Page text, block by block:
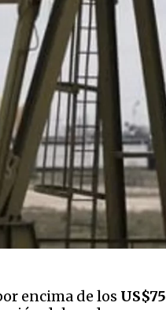
encima de los US$75